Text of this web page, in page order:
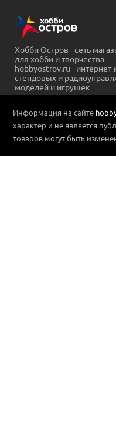
Хобби Остров - сеть
для хобби и творчества
hobbyostrov.ru - интернет-
стендовых и
моделей и игрушек
Информация на сайте
характер и не является
товаров могут быть